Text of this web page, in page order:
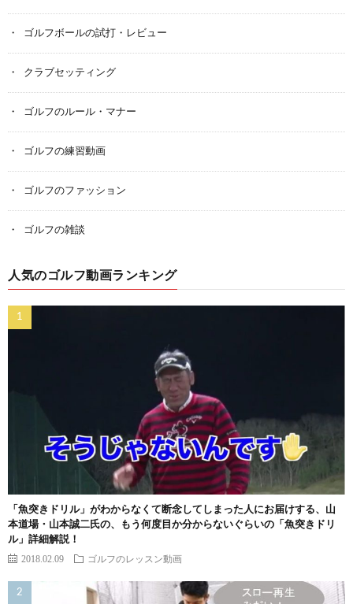
ゴルフボールの試打・レビュー
クラブセッティング
ゴルフのルール・マナー
ゴルフの練習動画
ゴルフのファッション
ゴルフの雑談
人気のゴルフ動画ランキング
「魚突きドリル」がわからなくて断念してしまった人にお届けする、山
本道場・山本誠二氏の、もう何度目か分からないぐらいの「魚突きドリ
ル」詳細解説！
2018.02.09 ゴルフのレッスン動画